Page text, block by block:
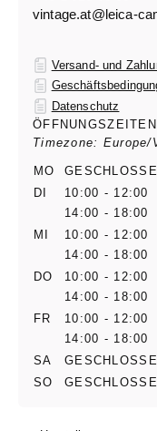
vintage.at@leica-
Versand- und
Datenschutz
ÖFFNUNGSZEITEN
Timezone: Europe/
MO
DI
10:00 - 12:00
14:00 - 18:00
MI
10:00 - 12:00
14:00 - 18:00
DO
10:00 - 12:00
14:00 - 18:00
FR
10:00 - 12:00
14:00 - 18:00
SA
SO